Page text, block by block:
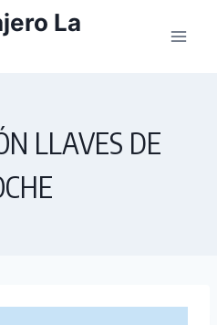
La
LLAVES DE